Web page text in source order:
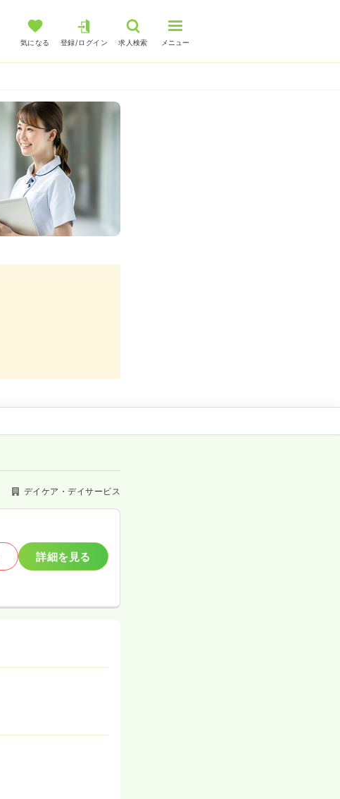
気になる 登録/ログイン 求人検索 メニュー
デイケア・デイサービス
詳細を見る